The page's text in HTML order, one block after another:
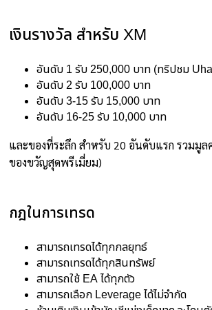
เงินรางวัล สำหรับ XM
อันดับ 1 รับ 250,000 บาท (ทริปชม
อันดับ 2 รับ 100,000 บาท
อันดับ 3-15 รับ 15,000 บาท
อันดับ 16-25 รับ 10,000 บาท
และของที่ระลึก สำหรับ 20 อันดับแรก รวมมูล
ของขวัญสุดพรีเมี่ยม)
กฎในการเทรด
สามารถเทรดได้ทุกกลยุทธ์
สามารถเทรดได้ทุกสินทรัพย์
สามารถใช้ EA ได้ทุกตัว
สามารถเลือก Leverage ได้ไม่จำกัด